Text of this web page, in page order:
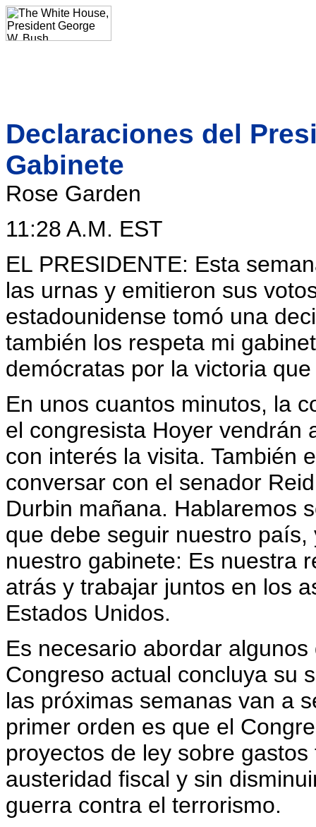
Declaraciones del
Gabinete
Rose Garden
11:28 A.M. EST
EL PRESIDENTE: Esta
las urnas y emitieron sus
estadounidense tomó una
también los respeta mi
demócratas por la victoria
En unos cuantos minutos, la
el congresista Hoyer vendrán
con interés la visita. También
conversar con el senador
Durbin mañana. Hablaremos
que debe seguir nuestro
nuestro gabinete: Es nuestra
atrás y trabajar juntos en los
Estados Unidos.
Es necesario abordar
Congreso actual concluya su
las próximas semanas van a
primer orden es que el
proyectos de ley sobre
austeridad fiscal y sin
guerra contra el terrorismo.